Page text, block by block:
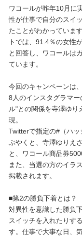
お問い合わせ
よくあるご質問
ワコールが昨年10月に
性が仕事で自分のスイ
たことがわかっていま
トでは、91.4％の女性
と回答し、ワコールは
ています。
今回のキャンペーンは
8人のインスタグラマ
ル"との関係を寺澤ゆり
現。
Twitterで指定の#（ハ
ぶやくと、寺澤ゆりえ
と、ワコール商品券
また、当選の方のイラ
掲載されます。
■第2の勝負下着とは？
対異性を意識した勝負
スイッチを入れたりす
す。仕事で大事な日、